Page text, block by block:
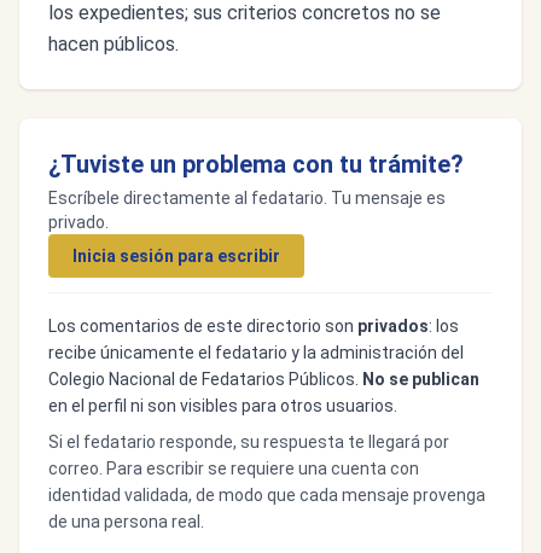
los expedientes; sus criterios concretos no se
hacen públicos.
¿Tuviste un problema con tu trámite?
Escríbele directamente al fedatario. Tu mensaje es
privado.
Inicia sesión para escribir
Los comentarios de este directorio son privados: los
recibe únicamente el fedatario y la administración del
Colegio Nacional de Fedatarios Públicos.
No se publican
en el perfil ni son visibles para otros usuarios.
Si el fedatario responde, su respuesta te llegará por
correo. Para escribir se requiere una cuenta con
identidad validada, de modo que cada mensaje provenga
de una persona real.